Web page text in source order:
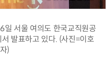
일 서울 여의도 한국교직원공
발표하고 있다. (사진=이호
)